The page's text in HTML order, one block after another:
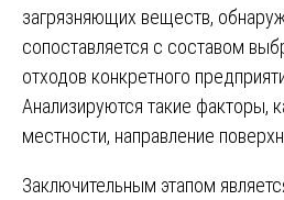
загрязняющих веществ,
сопоставляется с составом
отходов конкретного
Анализируются такие факторы,
местности, направление
Заключительным этапом